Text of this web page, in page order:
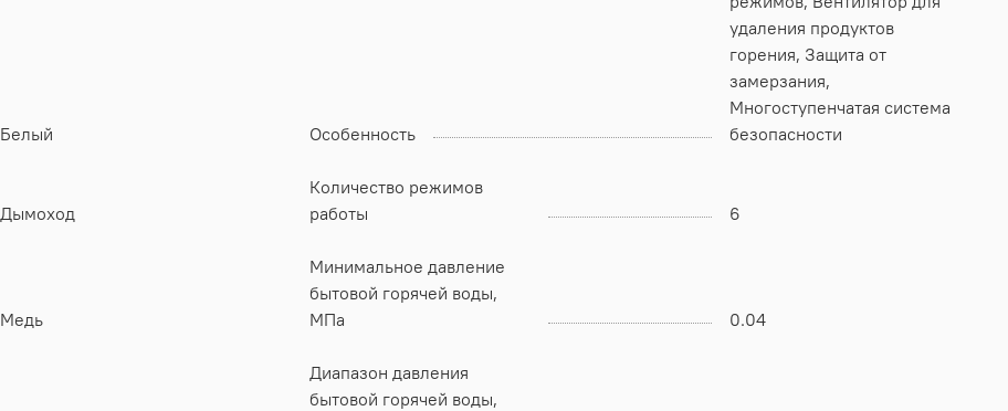
Белый Особенность
удаления продуктов
горения, Защита от
замерзания,
Многоступенчатая система
безопасности
Дымоход
Количество режимов
работы
6
Медь
Минимальное давление
бытовой горячей воды,
МПа
0.04
Диапазон давления
бытовой горячей воды,